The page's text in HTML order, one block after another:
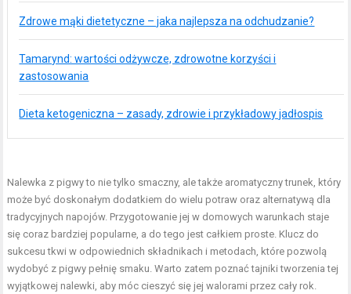
Zdrowe mąki dietetyczne – jaka najlepsza na odchudzanie?
Tamarynd: wartości odżywcze, zdrowotne korzyści i
zastosowania
Dieta ketogeniczna – zasady, zdrowie i przykładowy jadłospis
Nalewka z pigwy to nie tylko smaczny, ale także aromatyczny trunek, który
może być doskonałym dodatkiem do wielu potraw oraz alternatywą dla
tradycyjnych napojów. Przygotowanie jej w domowych warunkach staje
się coraz bardziej popularne, a do tego jest całkiem proste. Klucz do
sukcesu tkwi w odpowiednich składnikach i metodach, które pozwolą
wydobyć z pigwy pełnię smaku. Warto zatem poznać tajniki tworzenia tej
wyjątkowej nalewki, aby móc cieszyć się jej walorami przez cały rok.